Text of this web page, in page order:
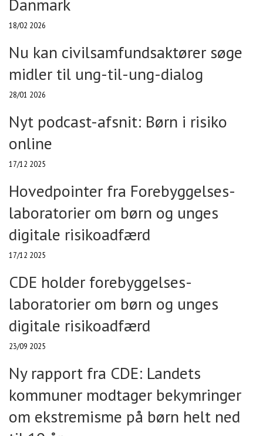
Danmark
18/02 2026
Nu kan civilsamfundsaktører søge
midler til ung-til-ung-dialog
28/01 2026
Nyt podcast-afsnit: Børn i risiko
online
17/12 2025
Hovedpointer fra Forebyggelses-
laboratorier om børn og unges
digitale risikoadfærd
17/12 2025
CDE holder forebyggelses-
laboratorier om børn og unges
digitale risikoadfærd
23/09 2025
Ny rapport fra CDE: Landets
kommuner modtager bekymringer
om ekstremisme på børn helt ned